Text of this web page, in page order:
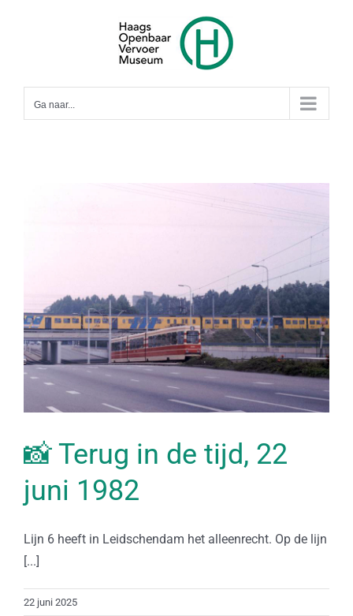
Ga naar...
📸 Terug in de tijd, 22
juni 1982
Lijn 6 heeft in Leidschendam het alleenrecht. Op de lijn
[...]
22 juni 2025